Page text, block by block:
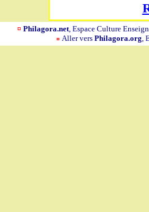
¤ Philagora.net, Espace Culture
¤ Aller vers Philagora.org,